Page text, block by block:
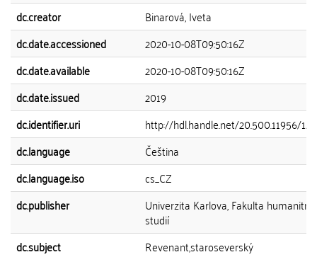
dc.creator
Binarová, Iveta
dc.date.accessioned
2020-10-08T09:50:16Z
dc.date.available
2020-10-08T09:50:16Z
dc.date.issued
2019
dc.identifier.uri
http://hdl.handle.net/20.500.11956/
dc.language
Čeština
dc.language.iso
cs_CZ
dc.publisher
Univerzita Karlova, Fakulta
studií
dc.subject
Revenant,staroseverský